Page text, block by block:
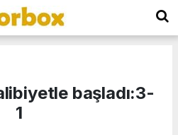
başladı:3-
1